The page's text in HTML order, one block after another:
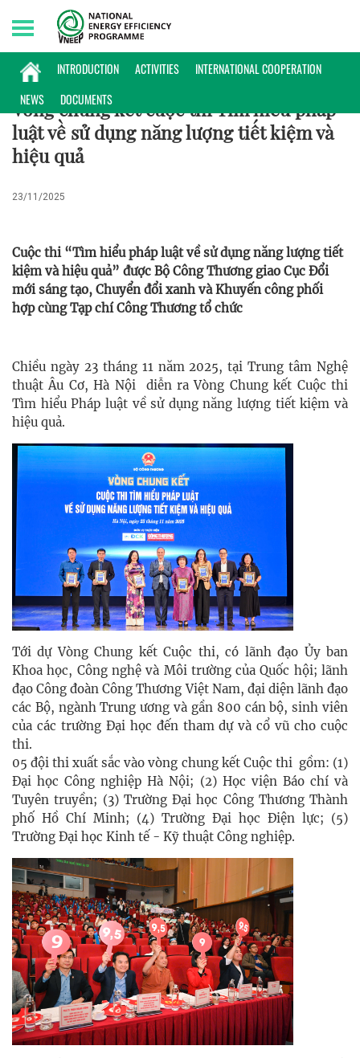
INTRODUCTION ACTIVITIES
INTERNATIONAL COOPERATION
NEWS
DOCUMENTS
Saturday, 08/08/2026 | 16:08 GMT+7
HOẠT ĐỘNG
Vòng chung kết cuộc thi Tìm hiểu pháp
luật về sử dụng năng lượng tiết kiệm và
hiệu quả
23/11/2025
Cuộc thi “Tìm hiểu pháp luật về sử dụng năng lượng tiết
kiệm và hiệu quả” được Bộ Công Thương giao Cục Đổi
mới sáng tạo, Chuyển đổi xanh và Khuyến công phối
hợp cùng Tạp chí Công Thương tổ chức
Chiều ngày 23 tháng 11 năm 2025, tại Trung tâm Nghệ
thuật Âu Cơ, Hà Nội diễn ra Vòng Chung kết Cuộc thi
Tìm hiểu Pháp luật về sử dụng năng lượng tiết kiệm và
hiệu quả.
Tới dự Vòng Chung kết Cuộc thi, có lãnh đạo Ủy ban
Khoa học, Công nghệ và Môi trường của Quốc hội; lãnh
đạo Công đoàn Công Thương Việt Nam, đại diện lãnh đạo
các Bộ, ngành Trung ương và gần 800 cán bộ, sinh viên
của các trường Đại học đến tham dự và cổ vũ cho cuộc
thi.
05 đội thi xuất sắc vào vòng chung kết Cuộc thi gồm: (1)
Đại học Công nghiệp Hà Nội; (2) Học viện Báo chí và
Tuyên truyền; (3) Trường Đại học Công Thương Thành
phố Hồ Chí Minh; (4) Trường Đại học Điện lực; (5)
Trường Đại học Kinh tế - Kỹ thuật Công nghiệp.